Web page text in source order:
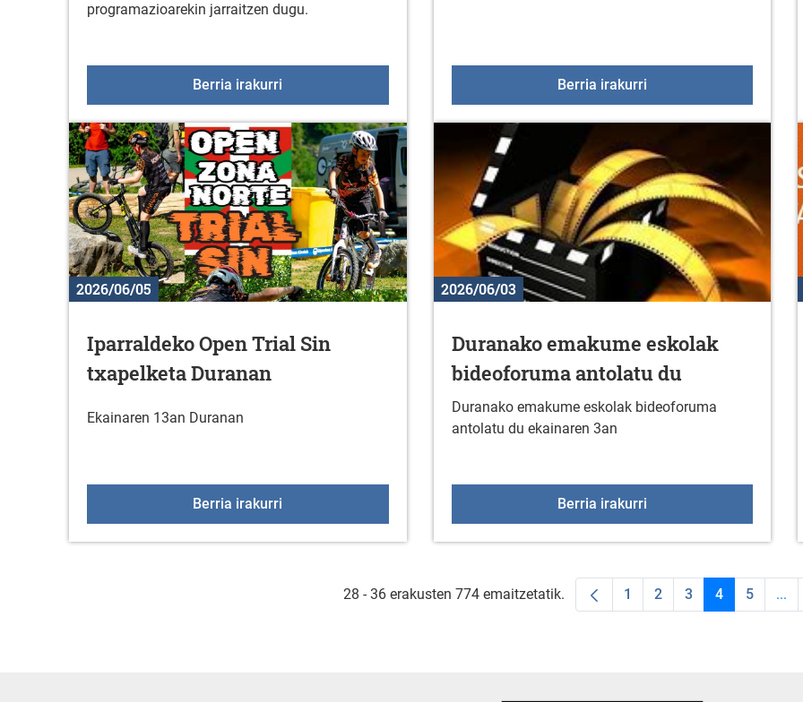
programazioarekin jarraitzen dugu.
Berria irakurri Landa eremuko hausnarketa tailerra «LUR GAINEAN, ITZAL AZPIAN»
Berria irakurri+55 Elkartegiak
2026/06/05
Iparraldeko Open Trial Sin
txapelketa Duranan
Ekainaren 13an Duranan
Berria irakurri Iparraldeko Open Trial Sin txapelketa Duranan
2026/06/03
Duranako emakume eskolak
bideoforuma antolatu du
Duranako emakume eskolak bideoforuma
antolatu du ekainaren 3an
Berria irakurriDuranako emakume
28 - 36 erakusten 774 emaitzetatik. Orrialdea
1 Orrialdea
2 Orrialdea
3 Orrialdea
4 5 ...